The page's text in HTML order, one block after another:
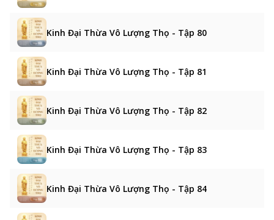
Kinh Đại Thừa Vô Lượng Thọ - Tập 80
Kinh Đại Thừa Vô Lượng Thọ - Tập 81
Kinh Đại Thừa Vô Lượng Thọ - Tập 82
Kinh Đại Thừa Vô Lượng Thọ - Tập 83
Kinh Đại Thừa Vô Lượng Thọ - Tập 84